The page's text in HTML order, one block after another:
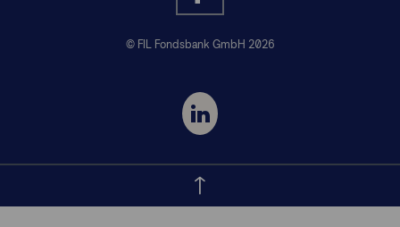
© FIL Fondsbank GmbH 2026